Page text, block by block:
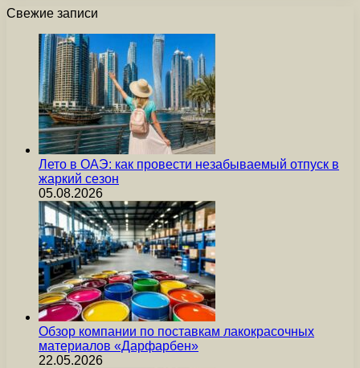
Свежие записи
Лето в ОАЭ: как провести незабываемый отпуск в
жаркий сезон
05.08.2026
Обзор компании по поставкам лакокрасочных
материалов «Дарфарбен»
22.05.2026